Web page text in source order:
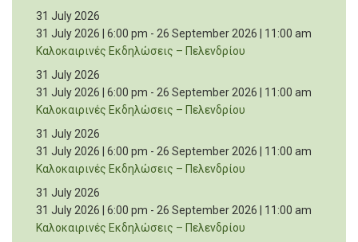
31 July 2026
31 July 2026 | 6:00 pm - 26 September 2026 | 11:00 am
Καλοκαιρινές Εκδηλώσεις – Πελενδρίου
31 July 2026
31 July 2026 | 6:00 pm - 26 September 2026 | 11:00 am
Καλοκαιρινές Εκδηλώσεις – Πελενδρίου
31 July 2026
31 July 2026 | 6:00 pm - 26 September 2026 | 11:00 am
Καλοκαιρινές Εκδηλώσεις – Πελενδρίου
31 July 2026
31 July 2026 | 6:00 pm - 26 September 2026 | 11:00 am
Καλοκαιρινές Εκδηλώσεις – Πελενδρίου